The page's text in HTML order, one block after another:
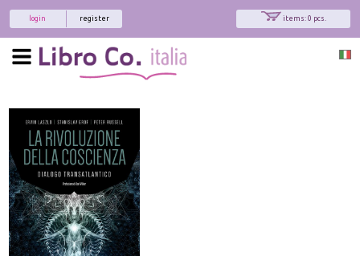
items: 0 pcs.
register
login
Interessato ai nostri libri?
Allora iscriviti alla nostra newsletter!
Sarai informato delle nostre novità, potrai
comunque cancellarti quando desideri.